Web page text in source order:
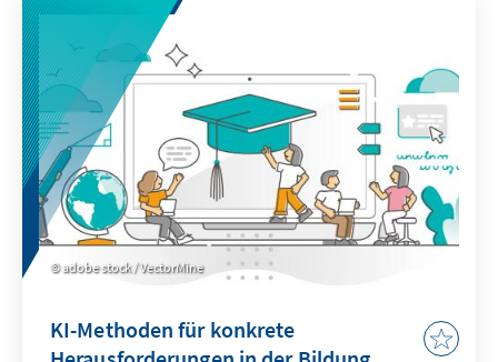
adobe stock / VectorMine
KI-Methoden für konkrete